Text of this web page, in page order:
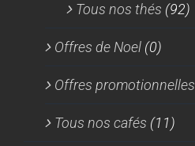
Tous nos thés (92)
Offres de Noel (0)
Offres promotionnelles
Tous nos cafés (11)